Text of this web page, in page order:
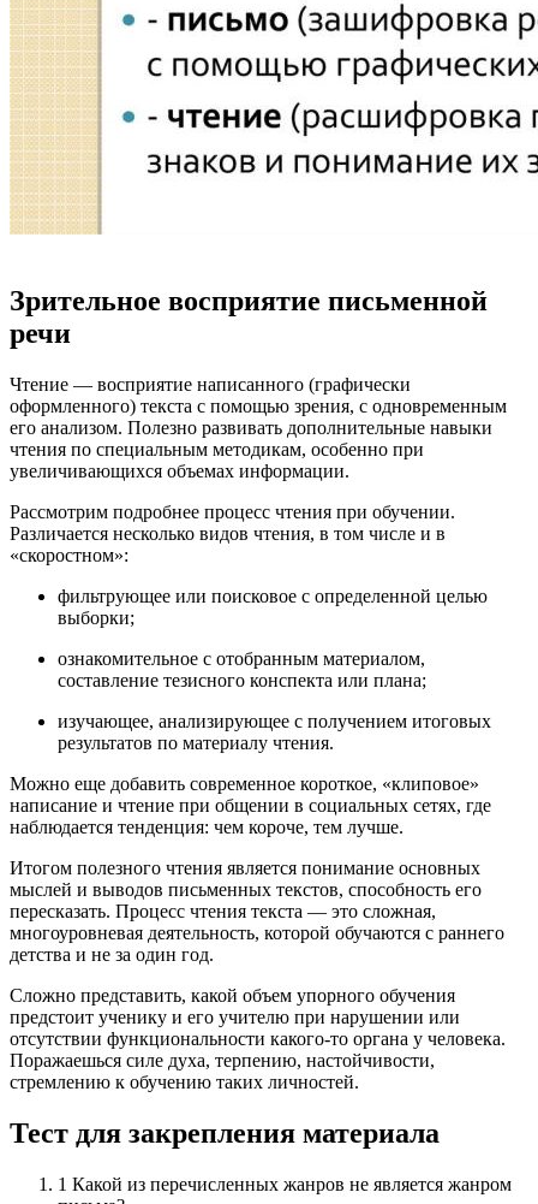
Зрительное восприятие письменной
речи
Чтение — восприятие написанного (графически
оформленного) текста с помощью зрения, с одновременным
его анализом. Полезно развивать дополнительные навыки
чтения по специальным методикам, особенно при
увеличивающихся объемах информации.
Рассмотрим подробнее процесс чтения при обучении.
Различается несколько видов чтения, в том числе и в
«скоростном»:
фильтрующее или поисковое с определенной целью
выборки;
ознакомительное с отобранным материалом,
составление тезисного конспекта или плана;
изучающее, анализирующее с получением итоговых
результатов по материалу чтения.
Можно еще добавить современное короткое, «клиповое»
написание и чтение при общении в социальных сетях, где
наблюдается тенденция: чем короче, тем лучше.
Итогом полезного чтения является понимание основных
мыслей и выводов письменных текстов, способность его
пересказать. Процесс чтения текста — это сложная,
многоуровневая деятельность, которой обучаются с раннего
детства и не за один год.
Сложно представить, какой объем упорного обучения
предстоит ученику и его учителю при нарушении или
отсутствии функциональности какого-то органа у человека.
Поражаешься силе духа, терпению, настойчивости,
стремлению к обучению таких личностей.
Тест для закрепления материала
1 Какой из перечисленных жанров не является жанром